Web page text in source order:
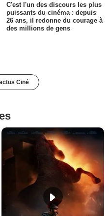
C'est l'un des discours les plus
puissants du cinéma : depuis
26 ans, il redonne du courage à
des millions de gens
Ciné